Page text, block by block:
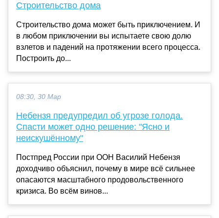
Строительство дома
Строительство дома может быть приключением. И
в любом приключении вы испытаете свою долю
взлетов и падений на протяжении всего процесса.
Построить до...
08:30, 30 Мар
Небензя предупредил об угрозе голода.
Спасти может одно решение: "Ясно и
неискушённому"
Постпред России при ООН Василий Небензя
доходчиво объяснил, почему в мире всё сильнее
опасаются масштабного продовольственного
кризиса. Во всём винов...